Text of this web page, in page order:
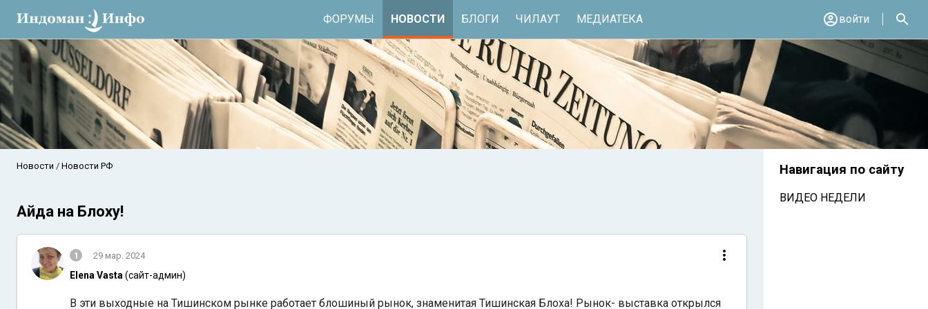
ФОРУМЫ НОВОСТИ БЛОГИ ЧИЛАУТ МЕДИАТЕКА войти
Новости Новости РФ
Айда на Блоху!
1 29 мар. 2024
Elena Vasta (сайт-админ)
В эти выходные на Тишинском рынке работает блошиный рынок, знаменитая Тишинская Блоха! Рынок- выставка открылся
Навигация по сайту
ВИДЕО НЕДЕЛИ